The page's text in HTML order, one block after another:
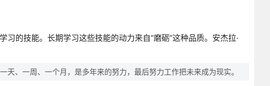
的技能。长期学习这些技能的动力来自“磨砺”这种品质。安杰拉·
、一周、一个月，是多年来的努力，最后努力工作把未来成为现实。